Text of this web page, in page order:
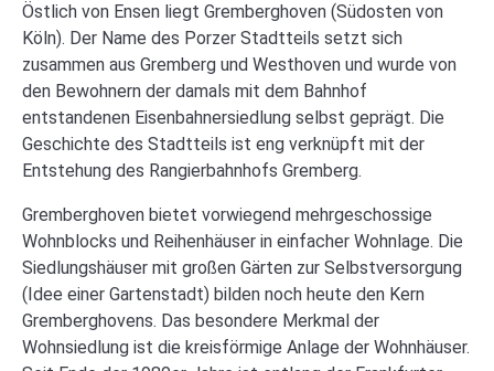
Östlich von Ensen liegt Gremberghoven (Südosten von
Köln). Der Name des Porzer Stadtteils setzt sich
zusammen aus Gremberg und Westhoven und wurde von
den Bewohnern der damals mit dem Bahnhof
entstandenen Eisenbahnersiedlung selbst geprägt. Die
Geschichte des Stadtteils ist eng verknüpft mit der
Entstehung des Rangierbahnhofs Gremberg.
Gremberghoven bietet vorwiegend mehrgeschossige
Wohnblocks und Reihenhäuser in einfacher Wohnlage. Die
Siedlungshäuser mit großen Gärten zur Selbstversorgung
(Idee einer Gartenstadt) bilden noch heute den Kern
Gremberghovens. Das besondere Merkmal der
Wohnsiedlung ist die kreisförmige Anlage der Wohnhäuser.